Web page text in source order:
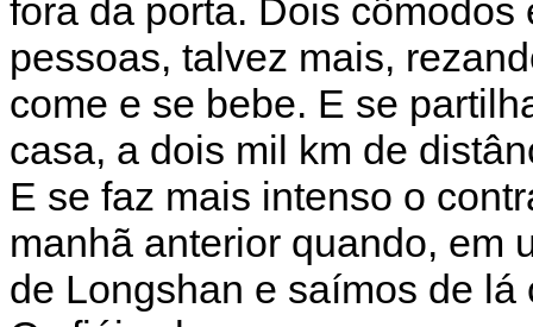
fora da porta. Dois
pessoas, talvez mais,
come e se bebe. E se
casa, a dois mil km de
E se faz mais intenso o
manhã anterior quando, em
de Longshan e saímos de